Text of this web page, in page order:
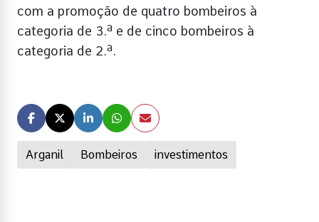
Arganil Bombeiros investimentos
com a promoção de quatro bombeiros à
categoria de 3.ª e de cinco bombeiros à
categoria de 2.ª.